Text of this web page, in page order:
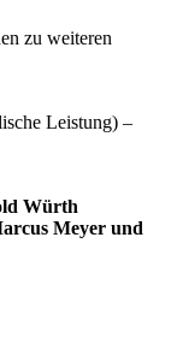
zu weiteren
Leistung) –
Würth
Meyer und